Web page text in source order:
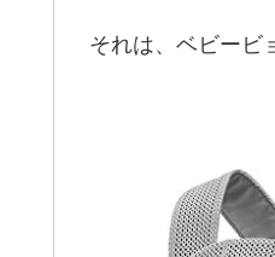
それは、ベビービ